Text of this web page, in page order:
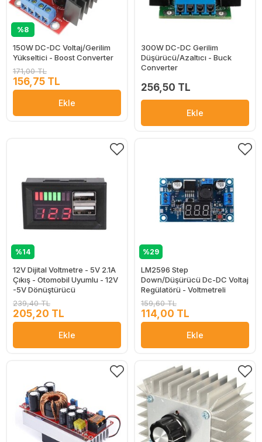
%8
150W DC-DC Voltaj/Gerilim
Yükseltici - Boost Converter
171,00 TL
156,75 TL
Ekle
300W DC-DC Gerilim
Düşürücü/Azaltıcı - Buck
Converter
256,50 TL
Ekle
%14
12V Dijital Voltmetre - 5V 2.1A
Çıkış - Otomobil Uyumlu - 12V
-5V Dönüştürücü
239,40 TL
205,20 TL
Ekle
%29
LM2596 Step
Down/Düşürücü Dc-DC Voltaj
Regülatörü - Voltmetreli
159,60 TL
114,00 TL
Ekle